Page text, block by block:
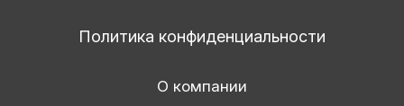
Политика конфиденциальности
О компании